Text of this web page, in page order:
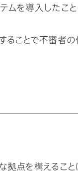
ムを導入したこ
ことで不審者
点を構えるこ